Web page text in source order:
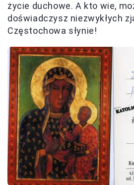
życie duchowe. A kto wie,
doświadczysz niezwykłych
Częstochowa słynie!